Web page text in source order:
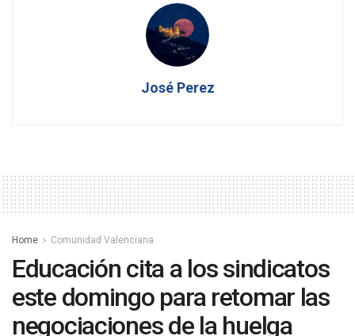
José Perez
Home Comunidad Valenciana
Educación cita a los sindicatos
este domingo para retomar las
negociaciones de la huelga